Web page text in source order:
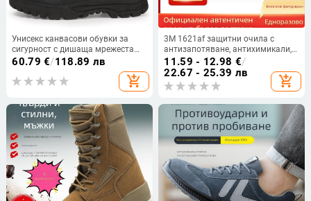
Унисекс канвасови обувки за
сигурност с дишаща мрежеста
горна част, закръглен нос, среден
60.79 €/118.89 лв
add_shopping_cart
3M 1621af защитни очила с
антизапотяване, антихимикали,
антипрах, антиудар, UV защита
99%
11.59 - 12.98 €/
22.67 - 25.39 лв
add_shopping_cart